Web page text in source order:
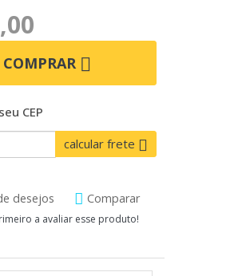
COMPRAR
CEP
calcular frete
desejos Comparar
a avaliar esse produto!